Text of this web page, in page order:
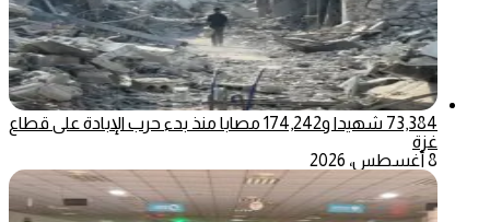
73,384 شهيدا و174,242 مصابا منذ بدء حرب الإبادة على قطاع
غزة
8 أغسطس، 2026